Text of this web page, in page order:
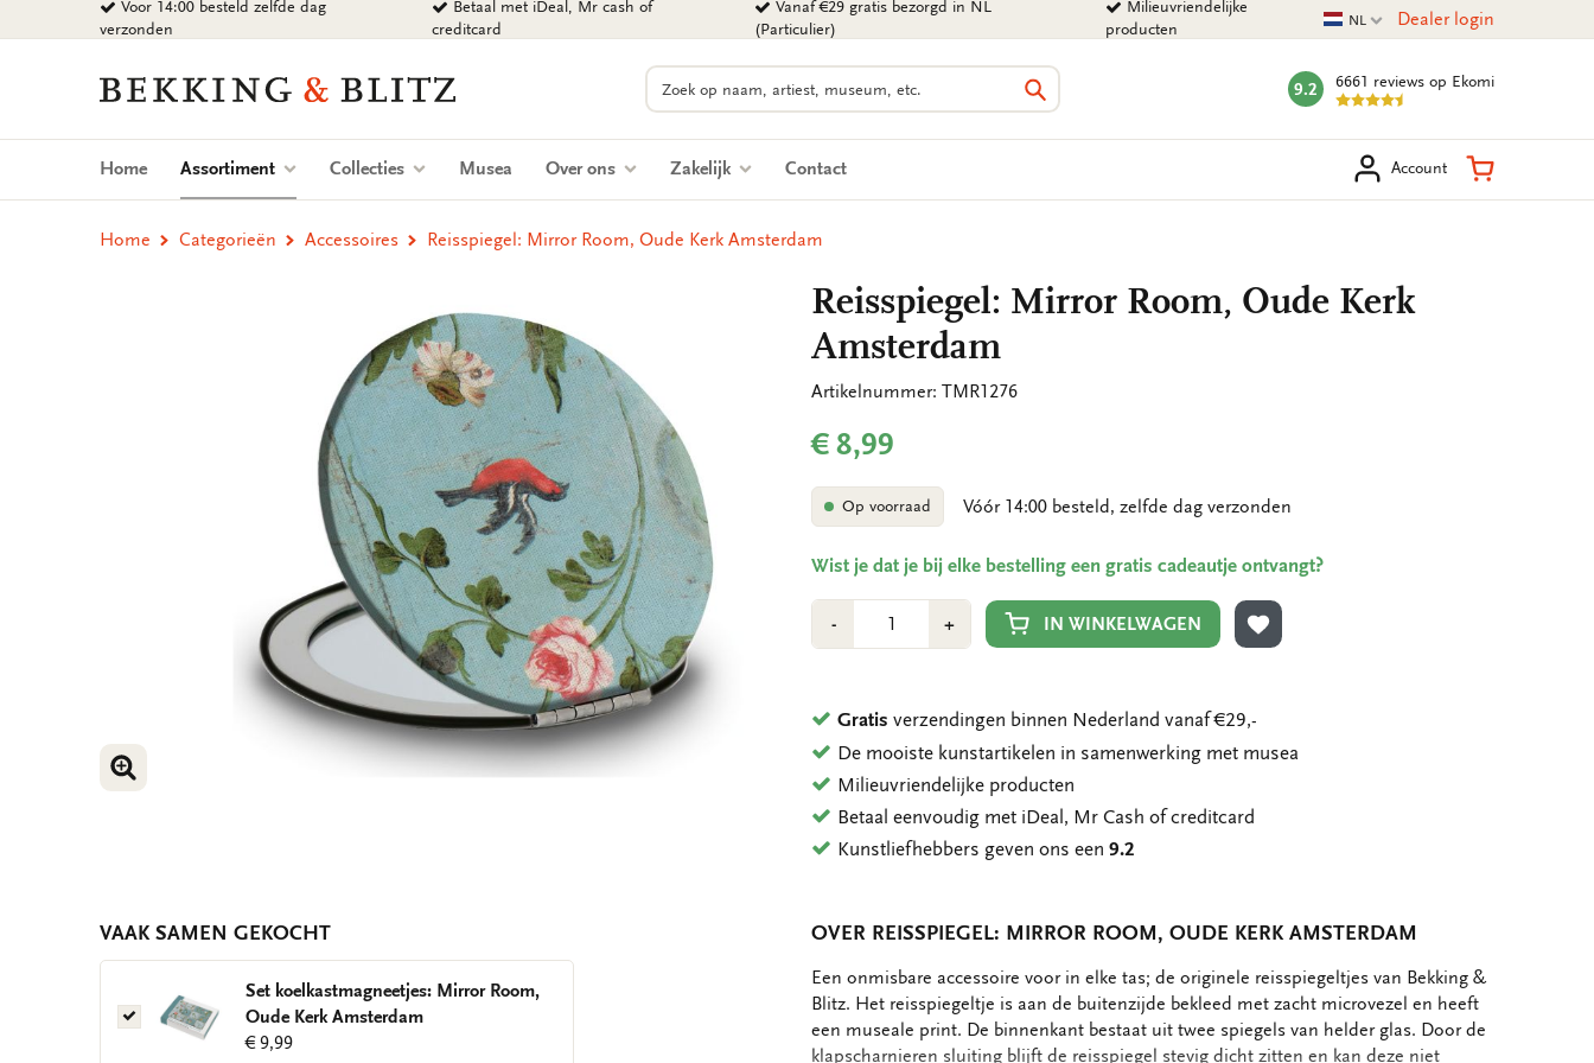
naar
Voor 14:00 besteld zelfde dag
verzonden
Betaal met iDeal, Mr cash of
creditcard
Vanaf €29 gratis bezorgd in NL
(Particulier)
Milieuvriendelijke
producten
Huidige taal
NL Dealer login
Bekking
Blitz
Uitgevers
Zoeken
Zoeken
mark:
9.2 6661 reviews op Ekomi
Home Assortiment (current)Collecties Musea Over ons Zakelijk Contact Account Winkelmand
Home Categorieën Accessoires Reisspiegel: Mirror Room, Oude Kerk Amsterdam
VERGROOT AFBEELDING
Reisspiegel: Mirror Room, Oude Kerk
Amsterdam
Artikelnummer: TMR1276
€ 8,99
Op voorraad Vóór 14:00 besteld, zelfde dag verzonden
Wist je dat je bij elke bestelling een gratis cadeautje ontvangt?
-Min
1
+Plus
1
IN WINKELWAGEN
TOEVOEGEN AAN VERLANGLIJST
Gratis verzendingen binnen Nederland vanaf €29,-
De mooiste kunstartikelen in samenwerking met musea
Milieuvriendelijke producten
Betaal eenvoudig met iDeal, Mr Cash of creditcard
Kunstliefhebbers geven ons een9.2
VAAK SAMEN GEKOCHT
Set
koelkastmagneetjes:
Set koelkastmagneetjes: Mirror Room,
Oude Kerk Amsterdam
€ 9,99
OVER REISSPIEGEL: MIRROR ROOM, OUDE KERK AMSTERDAM
OMSCHRIJVING
Een onmisbare accessoire voor in elke tas; de originele reisspiegeltjes van Bekking &
Blitz. Het reisspiegeltje is aan de buitenzijde bekleed met zacht microvezel en heeft
een museale print. De binnenkant bestaat uit twee spiegels van helder glas. Door de
klapscharnieren sluiting blijft de reisspiegel stevig dicht zitten en kan deze niet